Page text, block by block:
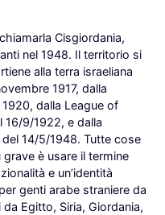
Cisgiordania,
nel 1948. Il territorio si
alla terra israeliana
1917, dalla
1920, dalla League of
16/9/1922, e dalla
14/5/1948. Tutte cose
è usare il termine
e un’identità
genti arabe straniere da
Egitto, Siria, Giordania,